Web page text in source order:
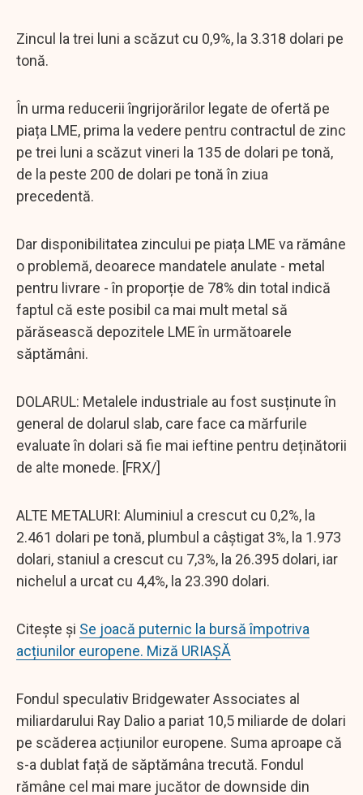
Zincul la trei luni a scăzut cu 0,9%, la 3.318 dolari pe
tonă.
În urma reducerii îngrijorărilor legate de ofertă pe
piața LME, prima la vedere pentru contractul de zinc
pe trei luni a scăzut vineri la 135 de dolari pe tonă,
de la peste 200 de dolari pe tonă în ziua
precedentă.
Dar disponibilitatea zincului pe piața LME va rămâne
o problemă, deoarece mandatele anulate - metal
pentru livrare - în proporție de 78% din total indică
faptul că este posibil ca mai mult metal să
părăsească depozitele LME în următoarele
săptămâni.
DOLARUL: Metalele industriale au fost susținute în
general de dolarul slab, care face ca mărfurile
evaluate în dolari să fie mai ieftine pentru deținătorii
de alte monede. [FRX/]
ALTE METALURI: Aluminiul a crescut cu 0,2%, la
2.461 dolari pe tonă, plumbul a câștigat 3%, la 1.973
dolari, staniul a crescut cu 7,3%, la 26.395 dolari, iar
nichelul a urcat cu 4,4%, la 23.390 dolari.
Citește și Se joacă puternic la bursă împotriva
acțiunilor europene. Miză URIAȘĂ
Fondul speculativ Bridgewater Associates al
miliardarului Ray Dalio a pariat 10,5 miliarde de dolari
pe scăderea acțiunilor europene. Suma aproape că
s-a dublat față de săptămâna trecută. Fondul
rămâne cel mai mare jucător de downside din